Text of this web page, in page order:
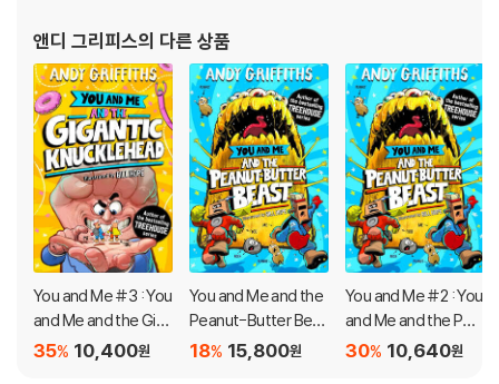
The 78-Story Treehouse
The 91-Story Treehouse
The 104-Story Treehouse
The 117-Story Treehouse
The 130-Story Treehouse
The 143-Story Treehouse
The 156-Story Treehouse
The 169-Story Treehouse
The Treehouse Fun Book
Tales from the Treehouse
앤디 그리피스의 다른 상품
You and Me #3 : You
and Me and the Gig
antic Knucklehead
10,400원
35%
You and Me and the
Peanut-Butter Bea
st
15,800원
18%
You and Me #2 : You
and Me and the Pea
nut-Butter Beast
10,640원
30%